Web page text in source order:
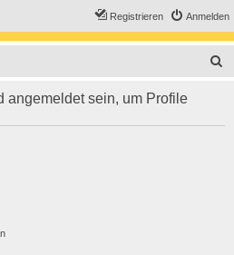
Anmelden
Registrieren
h
angemeldet sein, um Profile